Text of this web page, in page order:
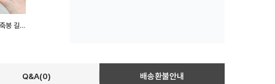
좁은틈새봉 50cm 무타공 압축봉 길이조절
Q&A(0) 배송환불안내